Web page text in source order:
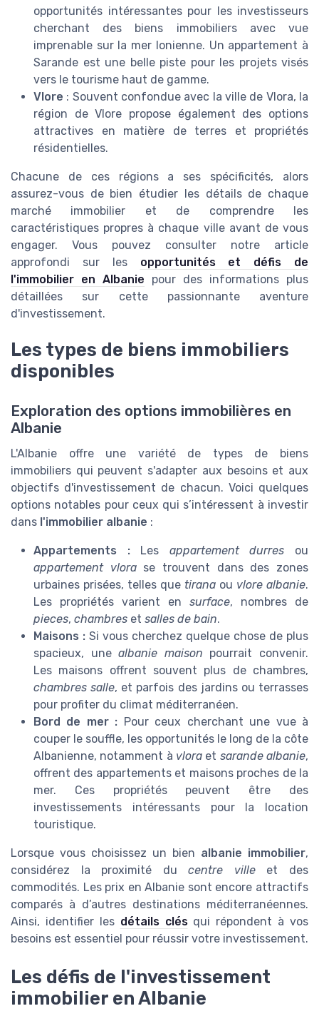
opportunités intéressantes pour les investisseurs
cherchant des biens immobiliers avec vue
imprenable sur la mer Ionienne. Un appartement à
Sarande est une belle piste pour les projets visés
vers le tourisme haut de gamme.
Vlore : Souvent confondue avec la ville de Vlora, la
région de Vlore propose également des options
attractives en matière de terres et propriétés
résidentielles.
Chacune de ces régions a ses spécificités, alors
assurez-vous de bien étudier les détails de chaque
marché immobilier et de comprendre les
caractéristiques propres à chaque ville avant de vous
engager. Vous pouvez consulter notre article
approfondi sur les opportunités et défis de
l'immobilier en Albanie pour des informations plus
détaillées sur cette passionnante aventure
d'investissement.
Les types de biens immobiliers
disponibles
Exploration des options immobilières en
Albanie
L'Albanie offre une variété de types de biens
immobiliers qui peuvent s'adapter aux besoins et aux
objectifs d'investissement de chacun. Voici quelques
options notables pour ceux qui s’intéressent à investir
dans l'immobilier albanie :
Appartements : Les appartement durres ou
appartement vlorase trouvent dans des zones
urbaines prisées, telles que tirana ou vlore albanie.
Les propriétés varient en surface, nombres de
pieces, chambres et salles de bain.
Maisons : Si vous cherchez quelque chose de plus
spacieux, unealbanie maison pourrait convenir.
Les maisons offrent souvent plus de chambres,
chambres salle, et parfois des jardins ou terrasses
pour profiter du climat méditerranéen.
Bord de mer : Pour ceux cherchant une vue à
couper le souffle, les opportunités le long de la côte
Albanienne, notamment à vlora et sarande albanie,
offrent des appartements et maisons proches de la
mer. Ces propriétés peuvent être des
investissements intéressants pour la location
touristique.
Lorsque vous choisissez un bien albanie immobilier,
considérez la proximité ducentre villeet des
commodités. Les prix en Albanie sont encore attractifs
comparés à d’autres destinations méditerranéennes.
Ainsi, identifier les détails clésqui répondent à vos
besoins est essentiel pour réussir votre investissement.
Les défis de l'investissement
immobilier en Albanie